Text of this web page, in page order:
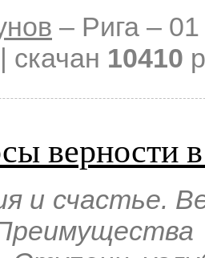
– Рига –
скачан 10410
верности
и счастье.